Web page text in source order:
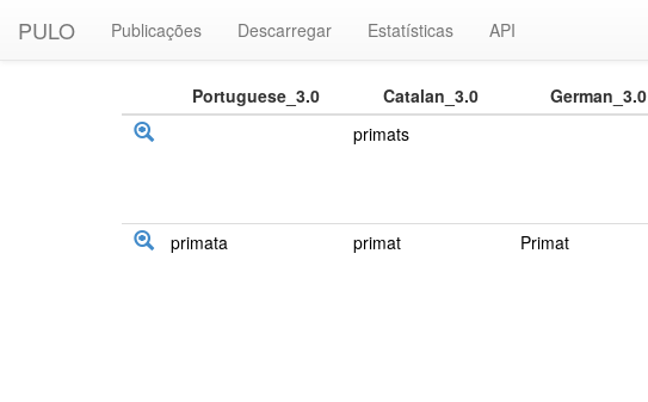
PULO Publicações Descarregar Estatísticas API
Portuguese_3.0 Catalan_3.0 German_3.0
primats
primata primat Primat